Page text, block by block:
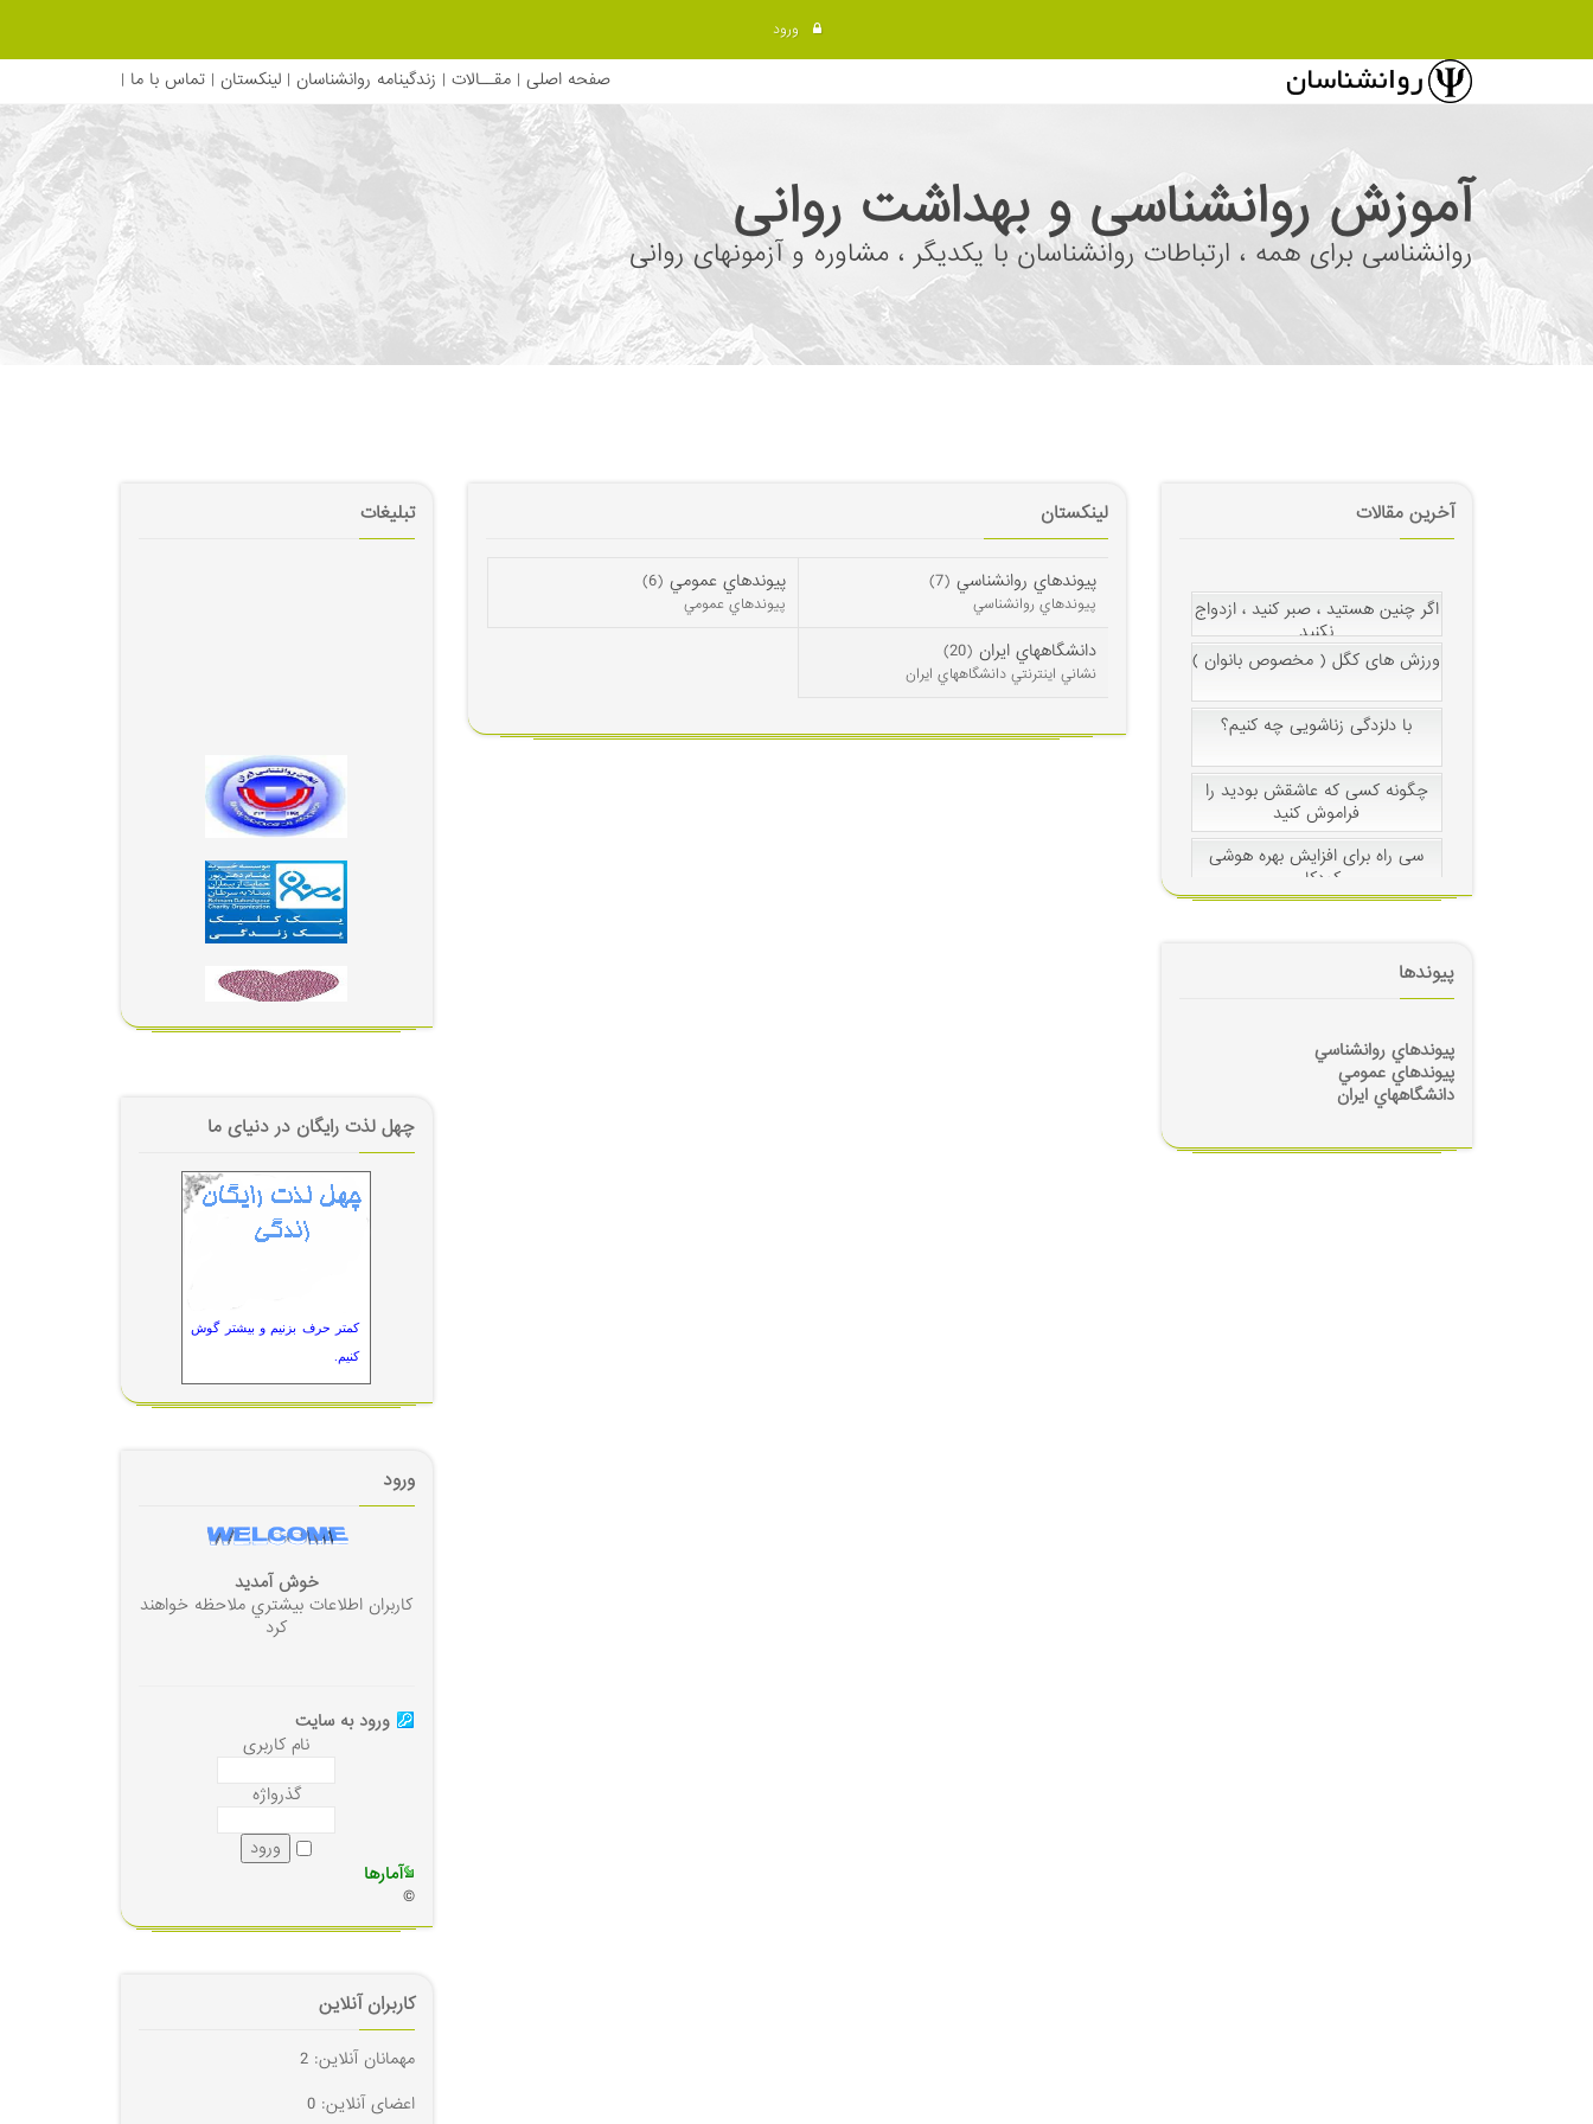
ورود
صفحه اصلی | مقــالات | زندگينامه روانشناسان | لینکستان | تماس با ما |
آموزش روانشناسی و بهداشت روانی
روانشناسی برای همه ، ارتباطات روانشناسان با یکدیگر ، مشاوره و آزمونهای روانی
آخرین مقالات
بهداشت رواني
اگر چنین هستید ، صبر كنید ، ازدواج
نكنید
ازدواج
زنان و مردان - خانواده
چگونه کسی که عاشقش بودید را
فراموش کنید
روشهاي ارتباطي
سی راه برای افزایش بهره هوشی
کودکان
بهداشت رواني
پیوندها
پيوندهاي روانشناسي
پيوندهاي عمومي
دانشگاههاي ايران
لینکستان
پيوندهاي روانشناسي (7)
پيوندهاي روانشناسي
پيوندهاي عمومي (6)
پيوندهاي عمومي
دانشگاههاي ايران (20)
نشاني اينترنتي دانشگاههاي ايران
تبلیغات
چهل لذت رایگان در دنیای ما
کمتر حرف بزنیم و بیشتر گوش
کنیم.
ورود
خوش آمديد
كاربران اطلاعات بيشتري ملاحظه خواهند
كرد
ورود به سايت
نام کاربری
گذرواژه
آمارها
©
کاربران آنلاین
مهمانان آنلاین: 2
اعضای آنلاین: 0